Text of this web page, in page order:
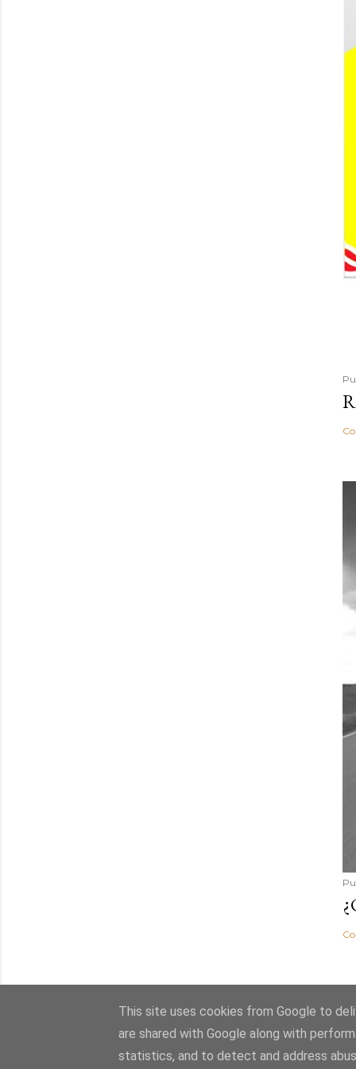
This site uses cookies from Google to
are shared with Google along with
statistics, and to detect and address